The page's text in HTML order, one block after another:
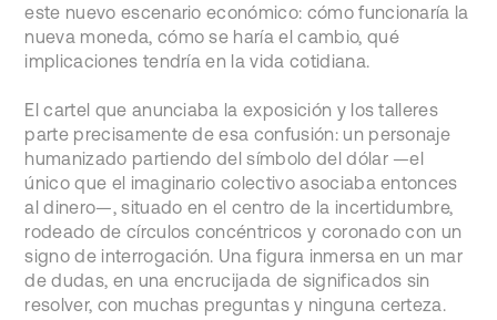
este nuevo escenario económico: cómo funcionaría la
nueva moneda, cómo se haría el cambio, qué
implicaciones tendría en la vida cotidiana.
El cartel que anunciaba la exposición y los talleres
parte precisamente de esa confusión: un personaje
humanizado partiendo del símbolo del dólar —el
único que el imaginario colectivo asociaba entonces
al dinero—, situado en el centro de la incertidumbre,
rodeado de círculos concéntricos y coronado con un
signo de interrogación. Una figura inmersa en un mar
de dudas, en una encrucijada de significados sin
resolver, con muchas preguntas y ninguna certeza.